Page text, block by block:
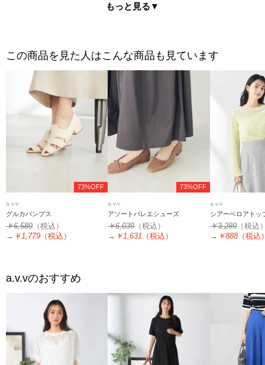
もっと見る ▼
この商品を見た人はこんな商品も見ています
73%OFF
a.v.v
グルカパンプス
￥6,589 （税込）
→ ￥1,779 （税込）
73%OFF
a.v.v
アソートバレエシューズ
￥6,039（税込）
→ ￥1,631 （税込）
a.v.v
シアーベロアトッ
￥3,289（税込
→ ￥888（税込
a.v.vのおすすめ